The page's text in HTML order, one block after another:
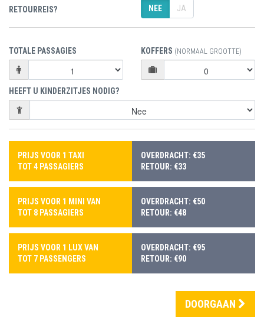
RETOURREIS? NEE JA
TOTALE PASSAGIES KOFFERS (NORMAAL GROOTTE)
HEEFT U KINDERZITJES NODIG?
PRIJS VOOR 1 TAXI
TOT 4 PASSAGIERS
OVERDRACHT: €35
RETOUR: €33
PRIJS VOOR 1 MINI VAN
TOT 8 PASSAGIERS
OVERDRACHT: €50
RETOUR: €48
PRIJS VOOR 1 LUX VAN
TOT 7 PASSENGERS
OVERDRACHT: €95
RETOUR: €90
DOORGAAN